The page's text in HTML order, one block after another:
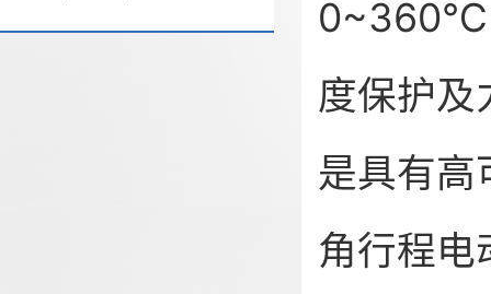
0~360℃
度保护及
是具有高
角行程电